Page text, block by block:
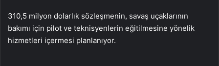
310,5 milyon dolarlık sözleşmenin, savaş uçaklarının
bakımı için pilot ve teknisyenlerin eğitilmesine yönelik
hizmetleri içermesi planlanıyor.